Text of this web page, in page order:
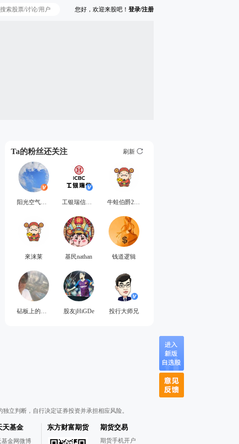
您好，欢迎来股吧！ 登录/注册
Ta的粉丝还关注 刷新
阳光空气与你 工银瑞信基金 牛蛙伯爵2254
來涞莱 基民nathan 钱道逻辑
砧板上的五花肉 股友jHiGDe 投行大师兄
立判断，自行决定证券投资并承担相应风险。
天基金
基金网微博
东方财富期货 期货交易
期货手机开户